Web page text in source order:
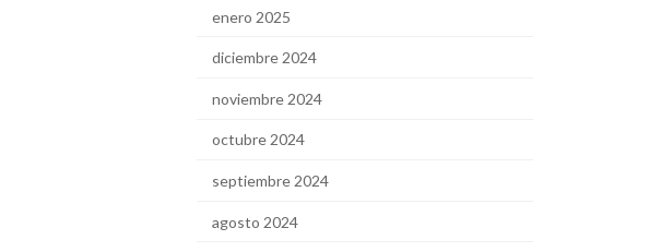
enero 2025
diciembre 2024
noviembre 2024
octubre 2024
septiembre 2024
agosto 2024